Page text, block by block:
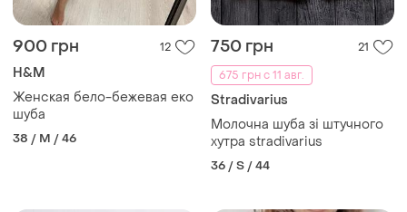
900 грн 12
H&M
Женская бело-бежевая еко
шуба
38 / M / 46
750 грн
21
675 грн с 11 авг.
Stradivarius
Молочна шуба зі штучного
хутра stradivarius
36 / S / 44